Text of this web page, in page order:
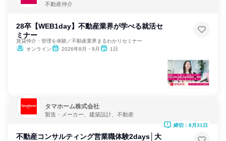
不動産仲介
28卒【WEB1day】不動産業界が学べる就活セ
ミナー
賃貸仲介・管理を体験／不動産業界まるわかりセミナー
オンライン
2026年8月・9月 1日
タマホーム株式会社
製造・メーカー、建築設計、不動産
不動産コンサルティング営業職体験2days│大
締切：8月31日